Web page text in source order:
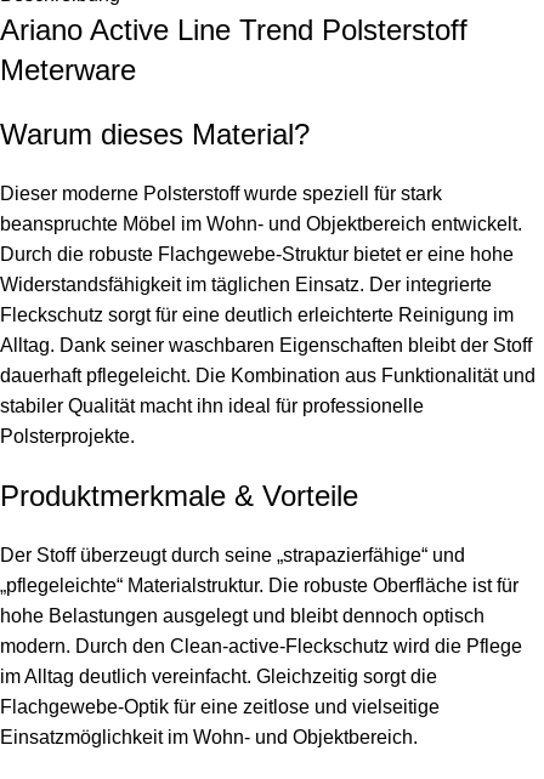
Ariano Active Line Trend Polsterstoff
Meterware
Warum dieses Material?
Dieser moderne Polsterstoff wurde speziell für stark
beanspruchte Möbel im Wohn- und Objektbereich entwickelt.
Durch die robuste Flachgewebe-Struktur bietet er eine hohe
Widerstandsfähigkeit im täglichen Einsatz. Der integrierte
Fleckschutz sorgt für eine deutlich erleichterte Reinigung im
Alltag. Dank seiner waschbaren Eigenschaften bleibt der Stoff
dauerhaft pflegeleicht. Die Kombination aus Funktionalität und
stabiler Qualität macht ihn ideal für professionelle
Polsterprojekte.
Produktmerkmale & Vorteile
Der Stoff überzeugt durch seine „strapazierfähige“ und
„pflegeleichte“ Materialstruktur. Die robuste Oberfläche ist für
hohe Belastungen ausgelegt und bleibt dennoch optisch
modern. Durch den Clean-active-Fleckschutz wird die Pflege
im Alltag deutlich vereinfacht. Gleichzeitig sorgt die
Flachgewebe-Optik für eine zeitlose und vielseitige
Einsatzmöglichkeit im Wohn- und Objektbereich.